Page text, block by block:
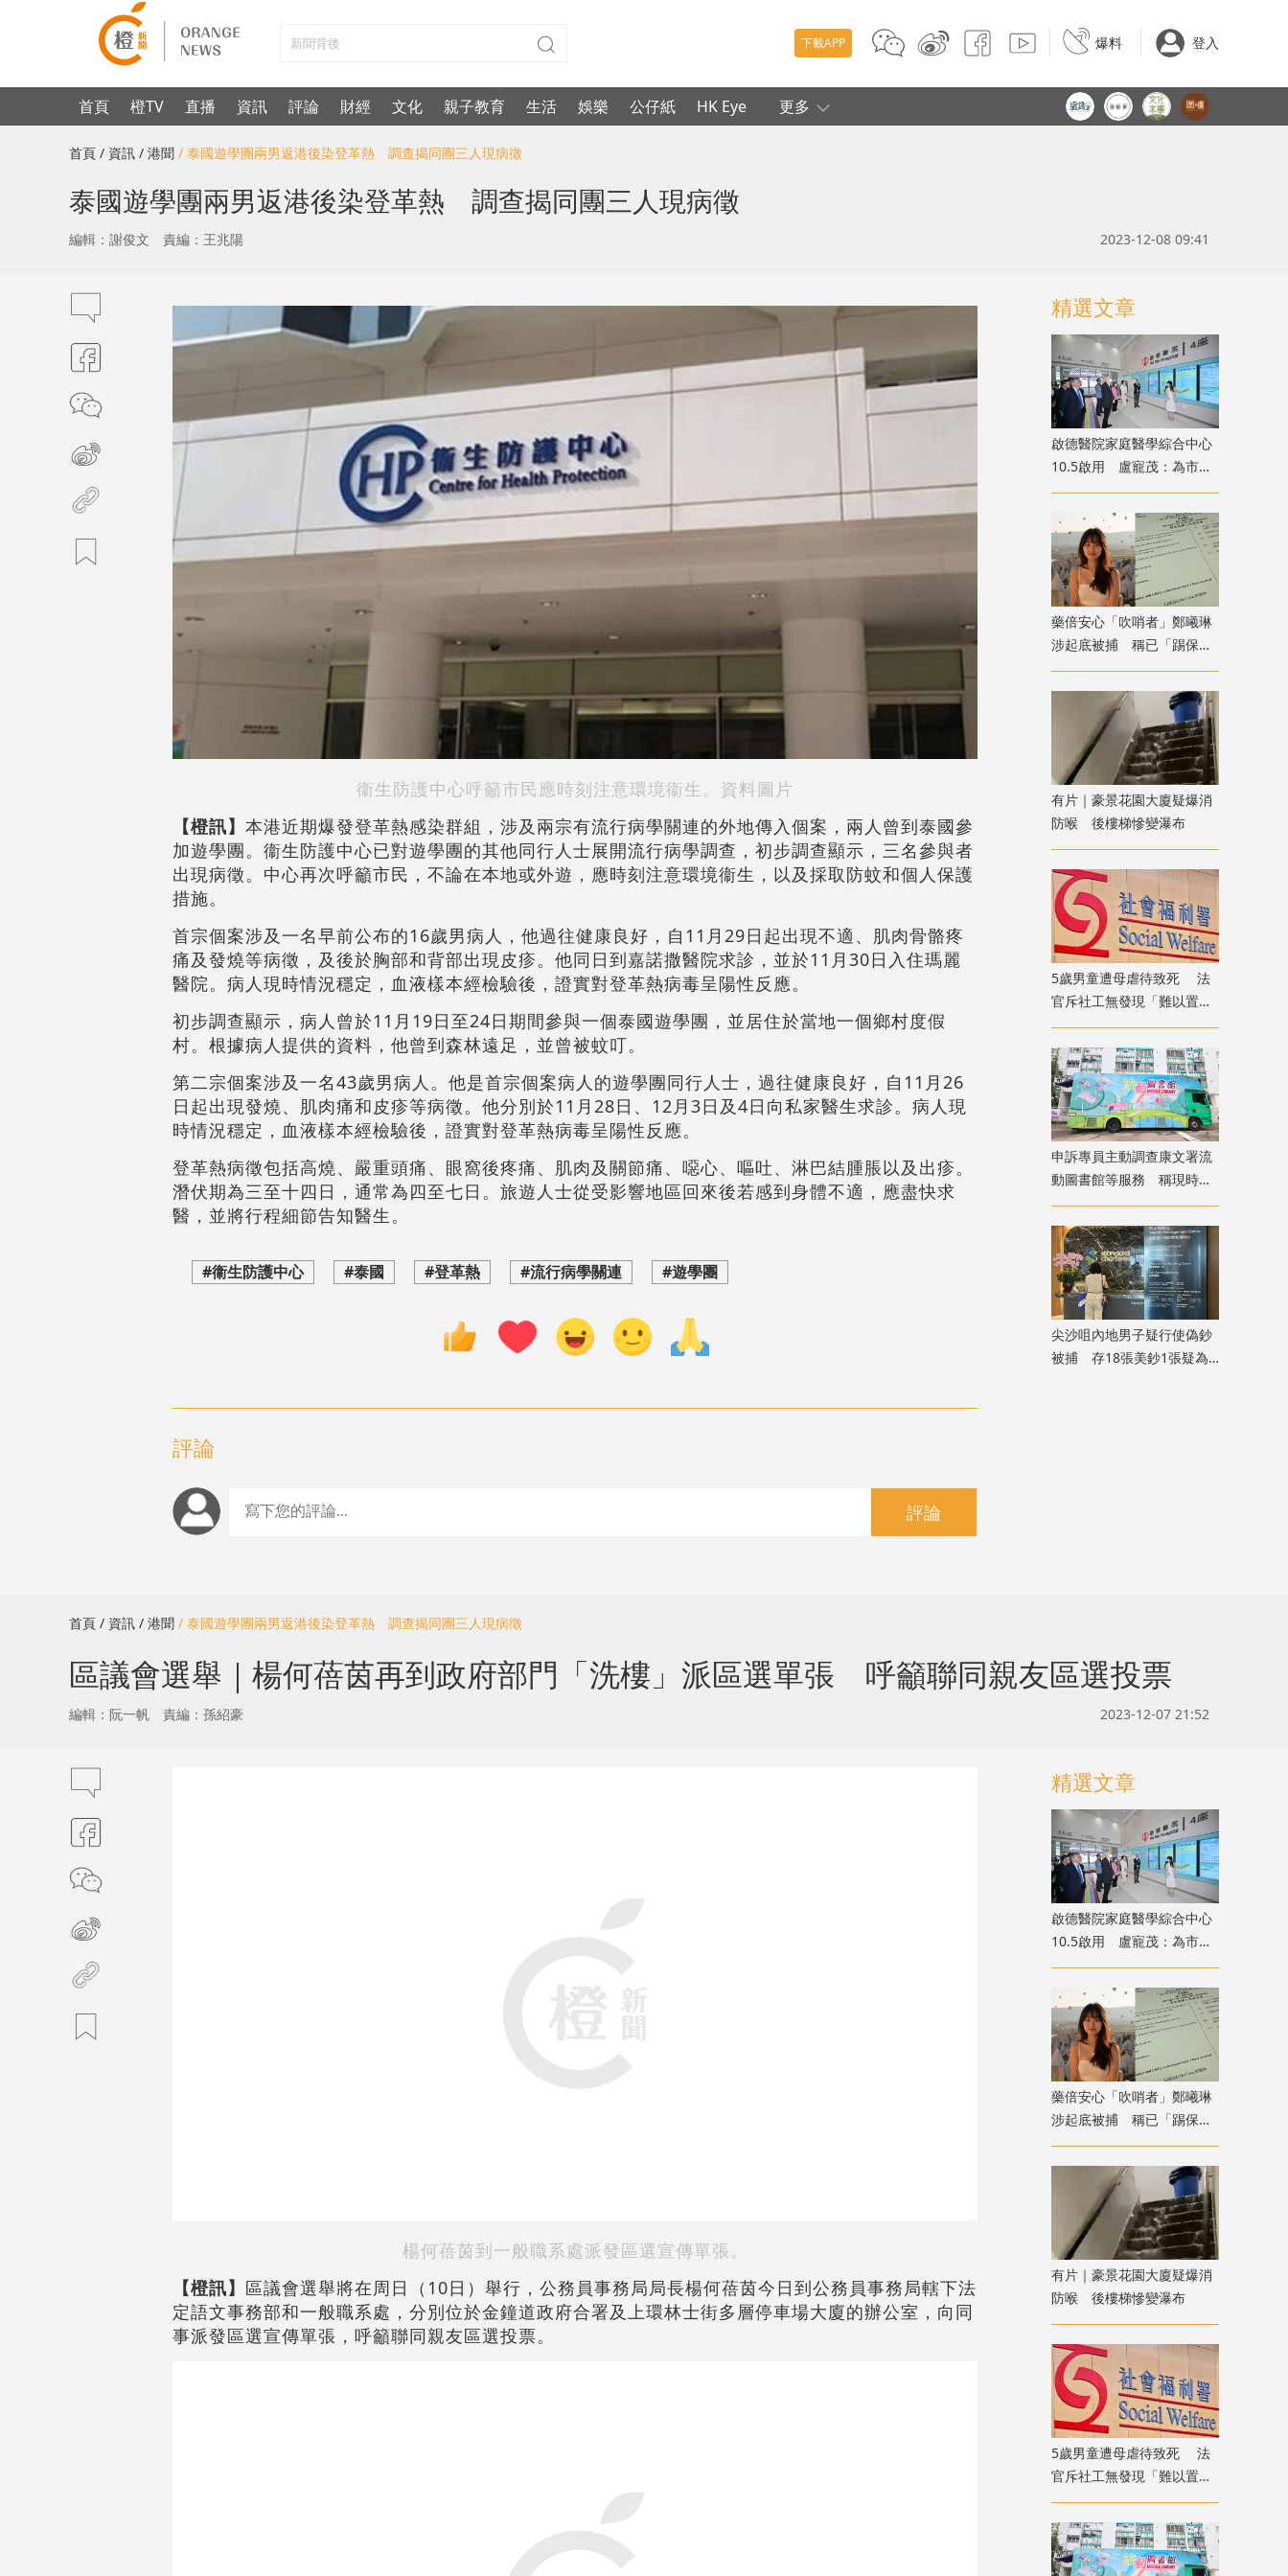
下載APP 爆料 登入
首頁 橙TV 直播 資訊 評論 財經 文化 親子教育 生活 娛樂 公仔紙 HK Eye 更多
首頁 / 資訊 / 港聞 / 泰國遊學團兩男返港後染登革熱 調查揭同團三人現病徵
泰國遊學團兩男返港後染登革熱 調查揭同團三人現病徵
編輯：謝俊文 責編：王兆陽 2023-12-08 09:41
衞生防護中心呼籲市民應時刻注意環境衞生。資料圖片
【橙訊】 本港近期爆發登革熱感染群組，涉及兩宗有流行病學關連的外地傳入個案，兩人曾到泰國參
加遊學團。衞生防護中心已對遊學團的其他同行人士展開流行病學調查，初步調查顯示，三名參與者
出現病徵。中心再次呼籲市民，不論在本地或外遊，應時刻注意環境衞生，以及採取防蚊和個人保護
措施。
首宗個案涉及一名早前公布的16歲男病人，他過往健康良好，自11月29日起出現不適、肌肉骨骼疼
痛及發燒等病徵，及後於胸部和背部出現皮疹。他同日到嘉諾撒醫院求診，並於11月30日入住瑪麗
醫院。病人現時情況穩定，血液樣本經檢驗後，證實對登革熱病毒呈陽性反應。
初步調查顯示，病人曾於11月19日至24日期間參與一個泰國遊學團，並居住於當地一個鄉村度假
村。根據病人提供的資料，他曾到森林遠足，並曾被蚊叮。
第二宗個案涉及一名43歲男病人。他是首宗個案病人的遊學團同行人士，過往健康良好，自11月26
日起出現發燒、肌肉痛和皮疹等病徵。他分別於11月28日、12月3日及4日向私家醫生求診。病人現
時情況穩定，血液樣本經檢驗後，證實對登革熱病毒呈陽性反應。
登革熱病徵包括高燒、嚴重頭痛、眼窩後疼痛、肌肉及關節痛、噁心、嘔吐、淋巴結腫脹以及出疹。
潛伏期為三至十四日，通常為四至七日。旅遊人士從受影響地區回來後若感到身體不適，應盡快求
醫，並將行程細節告知醫生。
#衞生防護中心 #泰國 #登革熱 #流行病學關連 #遊學團
評論
評論
精選文章
啟德醫院家庭醫學綜合中心
10.5啟用 盧寵茂：為市民
提供額外診症名額
藥倍安心「吹哨者」鄭曦琳
涉起底被捕 稱已「踢保」
獲無條件釋放
有片｜豪景花園大廈疑爆消
防喉 後樓梯慘變瀑布
5歲男童遭母虐待致死 法
官斥社工無發現「難以置信
」 議員：全面檢討刻不容
緩
申訴專員主動調查康文署流
動圖書館等服務 稱現時使
用人次參差
尖沙咀內地男子疑行使偽鈔
被捕 存18張美鈔1張疑為
首頁 / 資訊 / 港聞 / 泰國遊學團兩男返港後染登革熱 調查揭同團三人現病徵
區議會選舉｜楊何蓓茵再到政府部門「洗樓」派區選單張 呼籲聯同親友區選投票
編輯：阮一帆 責編：孫紹豪 2023-12-07 21:52
楊何蓓茵到一般職系處派發區選宣傳單張。
【橙訊】 區議會選舉將在周日（10日）舉行，公務員事務局局長楊何蓓茵今日到公務員事務局轄下法
定語文事務部和一般職系處，分別位於金鐘道政府合署及上環林士街多層停車場大廈的辦公室，向同
事派發區選宣傳單張，呼籲聯同親友區選投票。
精選文章
啟德醫院家庭醫學綜合中心
10.5啟用 盧寵茂：為市民
提供額外診症名額
藥倍安心「吹哨者」鄭曦琳
涉起底被捕 稱已「踢保」
獲無條件釋放
有片｜豪景花園大廈疑爆消
防喉 後樓梯慘變瀑布
5歲男童遭母虐待致死 法
官斥社工無發現「難以置信
」 議員：全面檢討刻不容
緩